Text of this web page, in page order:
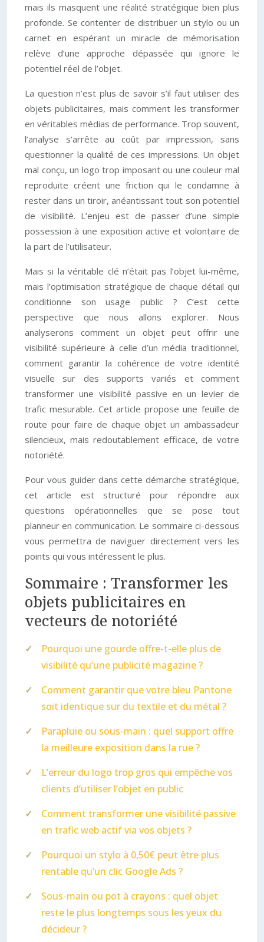
mais ils masquent une réalité stratégique bien plus
profonde. Se contenter de distribuer un stylo ou un
carnet en espérant un miracle de mémorisation
relève d’une approche dépassée qui ignore le
potentiel réel de l’objet.
La question n’est plus de savoir s’il faut utiliser des
objets publicitaires, mais comment les transformer
en véritables médias de performance. Trop souvent,
l’analyse s’arrête au coût par impression, sans
questionner la qualité de ces impressions. Un objet
mal conçu, un logo trop imposant ou une couleur mal
reproduite créent une friction qui le condamne à
rester dans un tiroir, anéantissant tout son potentiel
de visibilité. L’enjeu est de passer d’une simple
possession à une exposition active et volontaire de
la part de l’utilisateur.
Mais si la véritable clé n’était pas l’objet lui-même,
mais l’optimisation stratégique de chaque détail qui
conditionne son usage public ? C’est cette
perspective que nous allons explorer. Nous
analyserons comment un objet peut offrir une
visibilité supérieure à celle d’un média traditionnel,
comment garantir la cohérence de votre identité
visuelle sur des supports variés et comment
transformer une visibilité passive en un levier de
trafic mesurable. Cet article propose une feuille de
route pour faire de chaque objet un ambassadeur
silencieux, mais redoutablement efficace, de votre
notoriété.
Pour vous guider dans cette démarche stratégique,
cet article est structuré pour répondre aux
questions opérationnelles que se pose tout
planneur en communication. Le sommaire ci-dessous
vous permettra de naviguer directement vers les
points qui vous intéressent le plus.
Sommaire : Transformer les
objets publicitaires en
vecteurs de notoriété
Pourquoi une gourde offre-t-elle plus de
visibilité qu’une publicité magazine ?
Comment garantir que votre bleu Pantone
soit identique sur du textile et du métal ?
Parapluie ou sous-main : quel support offre
la meilleure exposition dans la rue ?
L’erreur du logo trop gros qui empêche vos
clients d’utiliser l’objet en public
Comment transformer une visibilité passive
en trafic web actif via vos objets ?
Pourquoi un stylo à 0,50€ peut être plus
rentable qu’un clic Google Ads ?
Sous-main ou pot à crayons : quel objet
reste le plus longtemps sous les yeux du
décideur ?